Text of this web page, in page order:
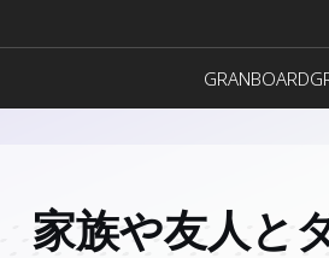
GRANBOARD
家族や友人と